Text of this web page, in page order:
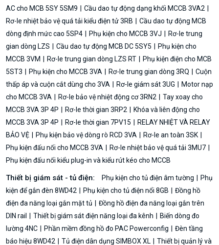
AC cho MCB 5SY 5SM9
Cầu dao tự động dạng khối MCCB 3VA2
Rơ-le nhiệt bảo vệ quá tải kiểu điện tử 3RB
Cầu dao tự động MCB
dòng định mức cao 5SP4
Phụ kiện cho MCCB 3VJ
Rơ-le trung
gian dòng LZS
Cầu dao tự động MCB DC 5SY5
Phụ kiện cho
MCCB 3VM
Rơ-le trung gian dòng LZS RT
Phụ kiện điện cho MCB
5ST3
Phụ kiện cho MCCB 3VA Rơ-le trung gian dòng 3RQ
Cuộn
thấp áp và cuộn cắt dùng cho 3VA
Rơ-le giám sát 3UG
Motor nạp
cho MCCB 3VA
Rơ-le bảo vệ nhiệt động cơ 3RN2
Tay xoay cho
MCCB 3VA 3P 4P
Rơ-le thời gian 3RP2
Khóa và liên động cho
MCCB 3VA 3P 4P
Rơ-le thời gian 7PV15
RELAY NHIỆT VÀ RELAY
BẢO VỆ
Phụ kiện bảo vệ dòng rò RCD 3VA
Rơ-le an toàn 3SK
Phụ kiện đấu nối cho MCCB 3VA
Rơ-le nhiệt bảo vệ quá tải 3MU7
Phụ kiện đấu nối kiểu plug-in và kiểu rút kéo cho MCCB
Thiết bị giám sát - tủ điện: Phụ kiện cho tủ điện âm tường
Phụ
kiện để gắn đèn 8WD42
Phụ kiện cho tủ điện nổi 8GB
Đồng hồ
điện đa năng loại gắn mặt tủ
Đồng hồ điện đa năng loại gắn trên
DIN rail
Thiết bị giám sát điện năng loại đa kênh
Biến dòng đo
lường 4NC
Phần mềm đồng hồ đo PAC Powerconfig
Đèn tầng
báo hiệu 8WD42
Tủ điện dân dụng SIMBOX XL Thiết bị quản lý và